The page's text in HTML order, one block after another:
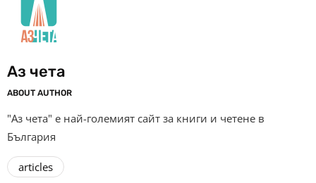
Аз чета
ABOUT AUTHOR
"Аз чета" е най-големият сайт за книги и четене в
България
articles